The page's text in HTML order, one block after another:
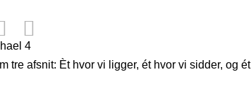
tre afsnit: Èt hvor vi ligger, ét hvor vi sidder, og ét